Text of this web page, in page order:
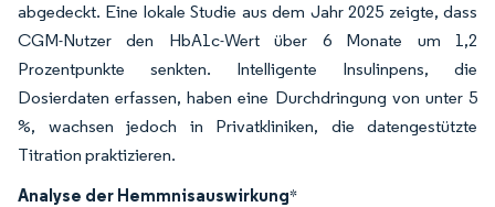
abgedeckt. Eine lokale Studie aus dem Jahr 2025 zeigte, dass
CGM-Nutzer den HbA1c-Wert über 6 Monate um 1,2
Prozentpunkte senkten. Intelligente Insulinpens, die
Dosierdaten erfassen, haben eine Durchdringung von unter 5
%, wachsen jedoch in Privatkliniken, die datengestützte
Titration praktizieren.
Analyse der Hemmnisauswirkung*